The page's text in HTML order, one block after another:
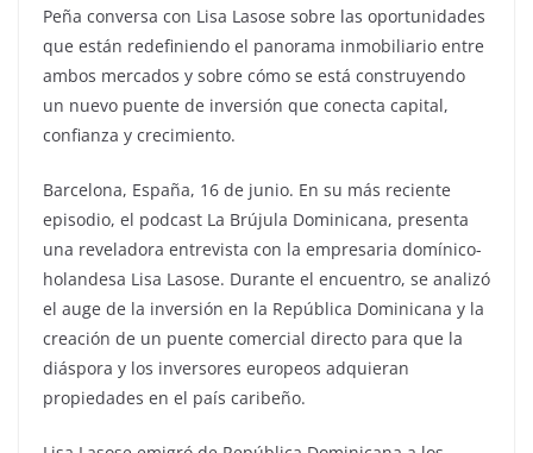
Peña conversa con Lisa Lasose sobre las oportunidades
que están redefiniendo el panorama inmobiliario entre
ambos mercados y sobre cómo se está construyendo
un nuevo puente de inversión que conecta capital,
confianza y crecimiento.
Barcelona, España, 16 de junio. En su más reciente
episodio, el podcast La Brújula Dominicana, presenta
una reveladora entrevista con la empresaria domínico-
holandesa Lisa Lasose. Durante el encuentro, se analizó
el auge de la inversión en la República Dominicana y la
creación de un puente comercial directo para que la
diáspora y los inversores europeos adquieran
propiedades en el país caribeño.